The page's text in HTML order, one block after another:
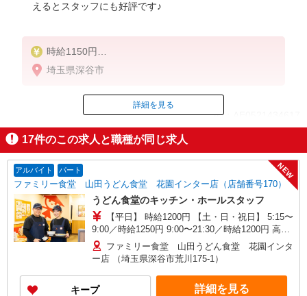
えるとスタッフにも好評です♪
時給1150円
※22:00以降は時給1438円
※高校生時給1150円
埼玉県深谷市
ID：AE0521434617
掲載期間終了
詳細を見る
17件のこの求人と職種が同じ求人
アルバイト パート
ファミリー食堂 山田うどん食堂 花園インター店（店舗番号170）
NEW
うどん食堂のキッチン・ホールスタッフ
【平日】 時給1200円 【土・日・祝日】 5:15〜
9:00／時給1250円 9:00〜21:30／時給1200円 高校
生／時給1170円 日・祝日は時給50円アップ！（9
時〜22時）
ファミリー食堂 山田うどん食堂 花園インタ
ー店 （埼玉県深谷市荒川175-1）
キープ 詳細を見る